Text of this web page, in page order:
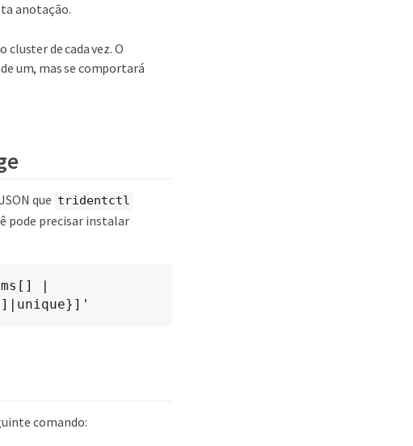
anotação.
cluster de cada vez. O
um, mas se comportará
que tridentctl
pode precisar instalar
|
comando: